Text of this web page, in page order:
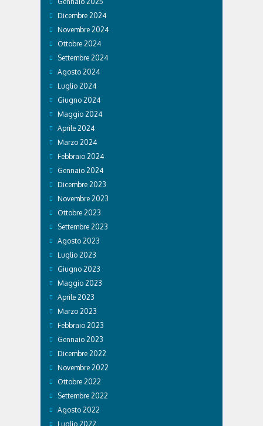
Dicembre 2024
Novembre 2024
Ottobre 2024
Settembre 2024
Agosto 2024
Luglio 2024
Giugno 2024
Maggio 2024
Aprile 2024
Marzo 2024
Febbraio 2024
Gennaio 2024
Dicembre 2023
Novembre 2023
Ottobre 2023
Settembre 2023
Agosto 2023
Luglio 2023
Giugno 2023
Maggio 2023
Aprile 2023
Marzo 2023
Febbraio 2023
Gennaio 2023
Dicembre 2022
Novembre 2022
Ottobre 2022
Settembre 2022
Agosto 2022
Luglio 2022